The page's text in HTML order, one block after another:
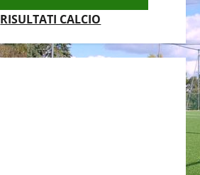
RISULTATI CALCIO